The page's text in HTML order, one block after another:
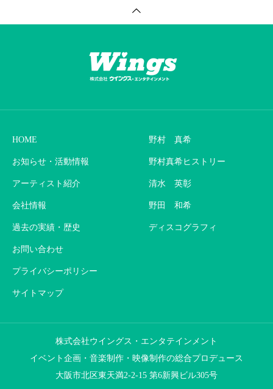
HOME
お知らせ・活動情報
アーティスト紹介
会社情報
過去の実績・歴史
お問い合わせ
プライバシーポリシー
サイトマップ
野村 真希
野村真希ヒストリー
清水 英彰
野田 和希
ディスコグラフィ
株式会社ウイングス・エンタテインメント
イベント企画・音楽制作・映像制作の総合プロデュース
大阪市北区東天満2-2-15 第6新興ビル305号